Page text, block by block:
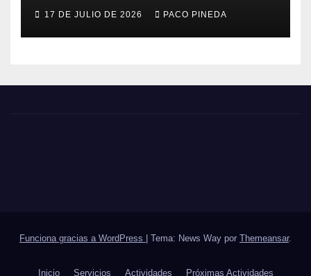
17 DE JULIO DE 2026 PACO PINEDA
Funciona gracias a WordPress | Tema: News Way por Themeansar.
Inicio Servicios Actividades Próximas Actividades